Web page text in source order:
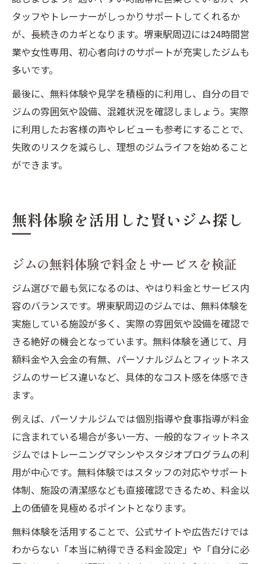
タッフやトレーナーがしっかりサポートしてくれるか
が、長続きのカギとなります。堺東駅周辺には24時間営
業や女性専用、初心者向けのサポートが充実したジムも
多いです。
最後に、無料体験や見学を積極的に利用し、自分の目で
ジムの雰囲気や設備、混雑状況を確認しましょう。実際
に利用したお客様の声やレビューも参考にすることで、
失敗のリスクを減らし、理想のジムライフを始めること
ができます。
無料体験を活用した賢いジム探し
ジムの無料体験で料金とサービスを検証
ジム選びで最も気になるのは、やはり料金とサービス内
容のバランスです。堺東駅周辺のジムでは、無料体験を
実施している施設が多く、実際の雰囲気や設備を確認で
きる絶好の機会となっています。無料体験を通じて、月
額料金や入会金の有無、パーソナルジムとフィットネス
ジムのサービス違いなど、具体的なコスト感を体感でき
ます。
例えば、パーソナルジムでは個別指導や食事指導が料金
に含まれている場合が多い一方、一般的なフィットネス
ジムではトレーニングマシンやスタジオプログラムの利
用が中心です。無料体験ではスタッフの対応やサポート
体制、施設の清潔感なども直接確認できるため、料金以
上の価値を見極めるポイントとなります。
無料体験を活用することで、公式サイトや広告だけでは
わからない「本当に納得できる料金設定」や「自分に必